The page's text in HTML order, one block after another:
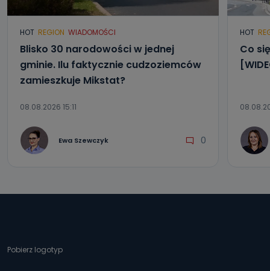
HOT REGION WIADOMOŚCI
Blisko 30 narodowości w jednej
gminie. Ilu faktycznie cudzoziemców
zamieszkuje Mikstat?
08.08.2026 15:11
Ewa Szewczyk 0
HOT
Co
Pobierz logotyp